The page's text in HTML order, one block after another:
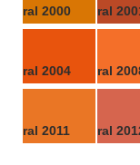
ral 2000 ral
ral 2004 ral
ral 2011 ral